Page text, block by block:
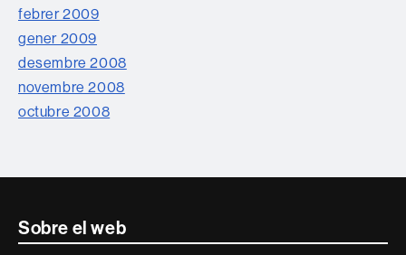
febrer 2009
gener 2009
desembre 2008
novembre 2008
octubre 2008
Contacte
Sobre el web